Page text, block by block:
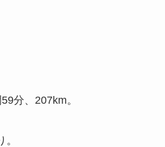
分、207km。